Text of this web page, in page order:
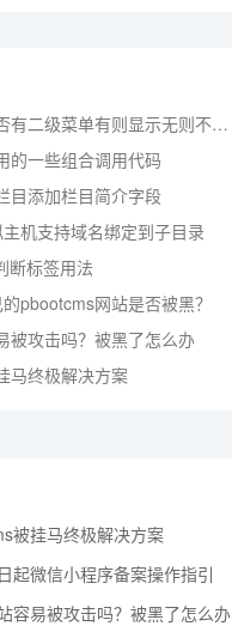
pbootcms判断是否有二级菜单有则显示无则不显示
的一些组合调用代码
目添加栏目简介字段
机支持域名绑定到子目录
断标签用法
pbootcms网站是否被黑？
被攻击吗？被黑了怎么办
马终极解决方案
被挂马终极解决方案
起微信小程序备案操作指引
容易被攻击吗？被黑了怎么办